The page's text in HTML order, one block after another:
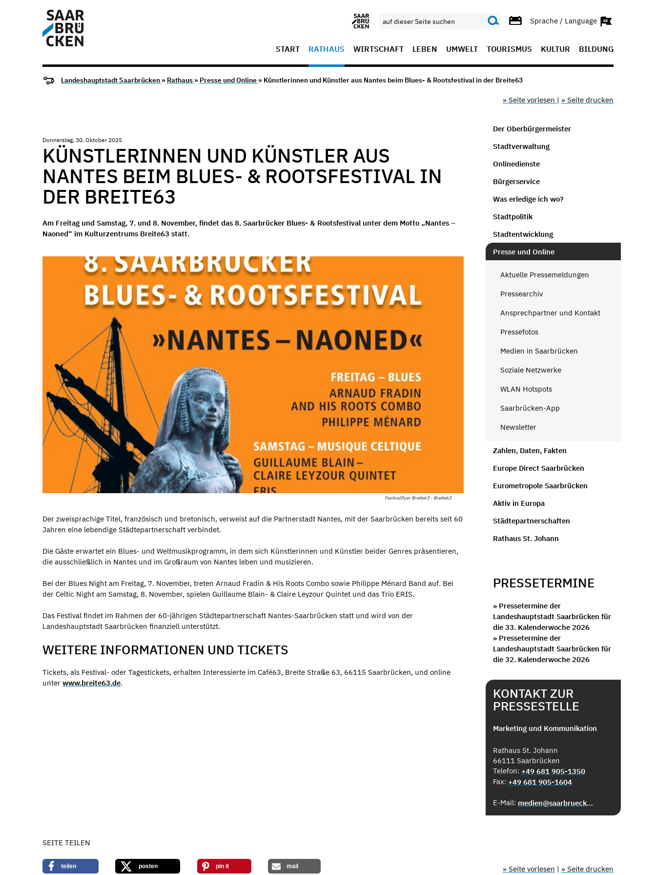
Sprache / Language
START RATHAUS WIRTSCHAFT LEBEN UMWELT TOURISMUS KULTUR BILDUNG
Landeshauptstadt Saarbrücken » Rathaus » Presse und Online » Künstlerinnen und Künstler aus Nantes beim Blues- & Rootsfestival in der Breite63
» Seite vorlesen | » Seite drucken
Donnerstag, 30. Oktober 2025
KÜNSTLERINNEN UND KÜNSTLER AUS
NANTES BEIM BLUES- & ROOTSFESTIVAL IN
DER BREITE63
Am Freitag und Samstag, 7. und 8. November, findet das 8. Saarbrücker Blues- & Rootsfestival unter dem Motto „Nantes –
Naoned“ im Kulturzentrums Breite63 statt.
Festivalflyer Breite63 - Breite63
Der zweisprachige Titel, französisch und bretonisch, verweist auf die Partnerstadt Nantes, mit der Saarbrücken bereits seit 60
Jahren eine lebendige Städtepartnerschaft verbindet.
Die Gäste erwartet ein Blues- und Weltmusikprogramm, in dem sich Künstlerinnen und Künstler beider Genres präsentieren,
die ausschließlich in Nantes und im Großraum von Nantes leben und musizieren.
Bei der Blues Night am Freitag, 7. November, treten Arnaud Fradin & His Roots Combo sowie Philippe Ménard Band auf. Bei
der Celtic Night am Samstag, 8. November, spielen Guillaume Blain- & Claire Leyzour Quintet und das Trio ERIS.
Das Festival findet im Rahmen der 60-jährigen Städtepartnerschaft Nantes-Saarbrücken statt und wird von der
Landeshauptstadt Saarbrücken finanziell unterstützt.
WEITERE INFORMATIONEN UND TICKETS
Tickets, als Festival- oder Tagestickets, erhalten Interessierte im Café63, Breite Straße 63, 66115 Saarbrücken, und online
unter www.breite63.de.
Der Oberbürgermeister
Stadtverwaltung
Onlinedienste
Bürgerservice
Was erledige ich wo?
Stadtpolitik
Stadtentwicklung
Presse und Online
Aktuelle Pressemeldungen
Pressearchiv
Ansprechpartner und Kontakt
Pressefotos
Medien in Saarbrücken
Soziale Netzwerke
WLAN Hotspots
Saarbrücken-App
Newsletter
Zahlen, Daten, Fakten
Europe Direct Saarbrücken
Eurometropole Saarbrücken
Aktiv in Europa
Städtepartnerschaften
Rathaus St. Johann
PRESSETERMINE
» Pressetermine der
Landeshauptstadt Saarbrücken für
die 33. Kalenderwoche 2026
» Pressetermine der
Landeshauptstadt Saarbrücken für
die 32. Kalenderwoche 2026
KONTAKT ZUR
PRESSESTELLE
Marketing und Kommunikation
Rathaus St. Johann
66111 Saarbrücken
Telefon: +49 681 905-1350
Fax: +49 681 905-1604
E-Mail: medien@saarbruecken.de
SEITE TEILEN
teilen posten pin it mail » Seite vorlesen | » Seite drucken